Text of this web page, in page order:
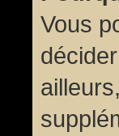
Vous